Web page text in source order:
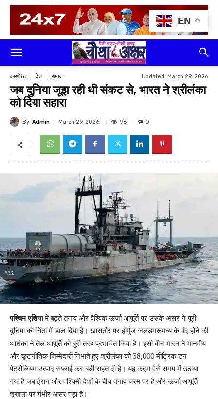
कारपोरेट देश समाज Updated: March 29, 2026
जब दुनिया जूझ रही थी संकट से, भारत ने श्रीलंका
को दिया सहारा
By Admin March 29, 2026 98 0
पश्चिम एशियामें बढ़ते तनाव और वैश्विक ऊर्जा आपूर्ति पर उसके असर ने पूरी
दुनिया को चिंता में डाल दिया है। खासतौर पर होर्मुज जलडमरूमध्य के बंद होने की
आशंका ने तेल आपूर्ति को बुरी तरह प्रभावित किया है। इसी बीच भारत ने मानवीय
और कूटनीतिक जिम्मेदारी निभाते हुए श्रीलंका को 38,000 मीट्रिक टन
पेट्रोलियम उत्पाद सप्लाई कर बड़ी राहत दी है। यह कदम ऐसे समय में उठाया
गया है जब ईरान और पश्चिमी देशों के बीच तनाव चरम पर है और ऊर्जा आपूर्ति
शृंखला पर गंभीर असर पड़ा है।
EN